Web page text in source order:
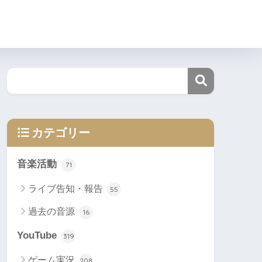
カテゴリー
音楽活動 71
ライブ告知・報告 55
過去の音源 16
YouTube 319